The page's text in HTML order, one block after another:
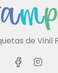
de Vinil